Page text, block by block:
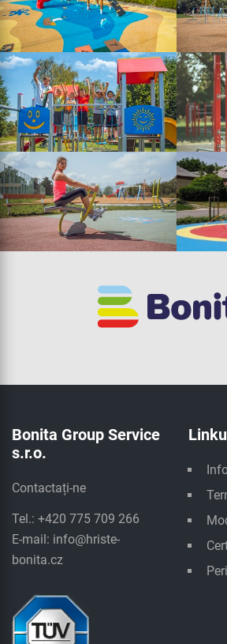
Bonita Group Service
s.r.o.
Contactați-ne
Tel.: +420 775 709 266
E-mail: info@hriste-
bonita.cz